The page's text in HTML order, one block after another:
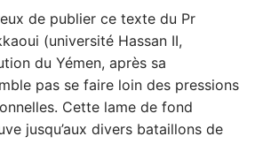
de publier ce texte du Pr
(université Hassan II,
du Yémen, après sa
pas se faire loin des pressions
Cette lame de fond
jusqu’aux divers bataillons de